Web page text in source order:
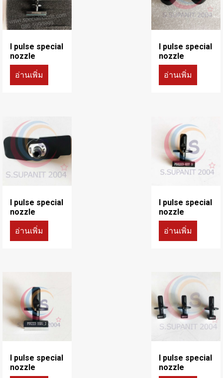
I pulse special
nozzle
อ่านเพิ่ม
I pulse special
nozzle
อ่านเพิ่ม
I pulse special
nozzle
อ่านเพิ่ม
I pulse special
nozzle
อ่านเพิ่ม
I pulse special
nozzle
I pulse special
nozzle